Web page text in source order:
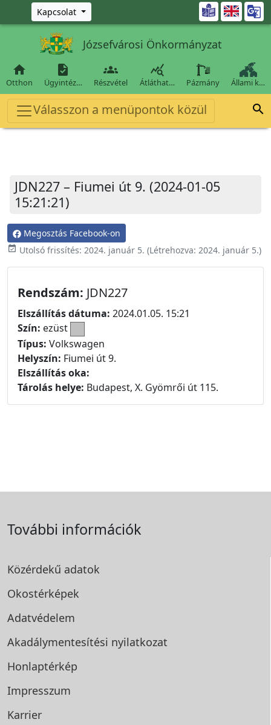
Ugrás a fő tartalomra
Kapcsolat 
Józsefvárosi Önkormányzat

Otthon

Ügyintéz…

Részvétel

Átláthat… Pázmány Állami k…
Válasszon a menüpontok közül 
JDN227 – Fiumei út 9. (2024-01-05
15:21:21)
Megosztás Facebook-on
event_available Utolsó frissítés: 2024. január 5. (Létrehozva: 2024. január 5.)
Rendszám: JDN227
Elszállítás dátuma: 2024.01.05. 15:21
Szín: ezüst
Típus: Volkswagen
Helyszín: Fiumei út 9.
Elszállítás oka:
Tárolás helye: Budapest, X. Gyömrői út 115.
További információk
Közérdekű adatok
Okostérképek
Adatvédelem
Akadálymentesítési nyilatkozat
Honlaptérkép
Impresszum
Karrier